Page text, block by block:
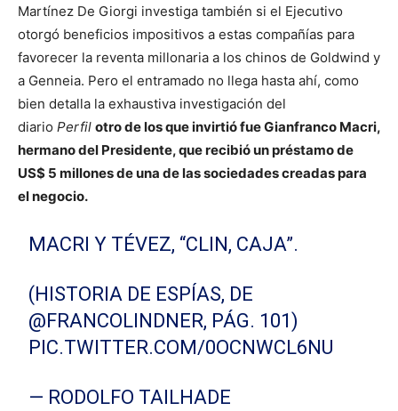
Martínez De Giorgi investiga también si el Ejecutivo
otorgó beneficios impositivos a estas compañías para
favorecer la reventa millonaria a los chinos de Goldwind y
a Genneia. Pero el entramado no llega hasta ahí, como
bien detalla la exhaustiva investigación del
diario Perfil otro de los que invirtió fue Gianfranco Macri,
hermano del Presidente, que recibió un préstamo de
US$ 5 millones de una de las sociedades creadas para
el negocio.
MACRI Y TÉVEZ, “CLIN, CAJA”.
(HISTORIA DE ESPÍAS, DE
@FRANCOLINDNER, PÁG. 101)
PIC.TWITTER.COM/0OCNWCL6NU
— RODOLFO TAILHADE